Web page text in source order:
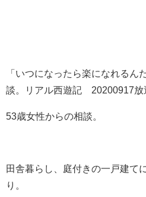
「いつになったら楽になれるん
談。リアル西遊記 20200917放
53歳女性からの相談。
田舎暮らし、庭付きの一戸建て
り。